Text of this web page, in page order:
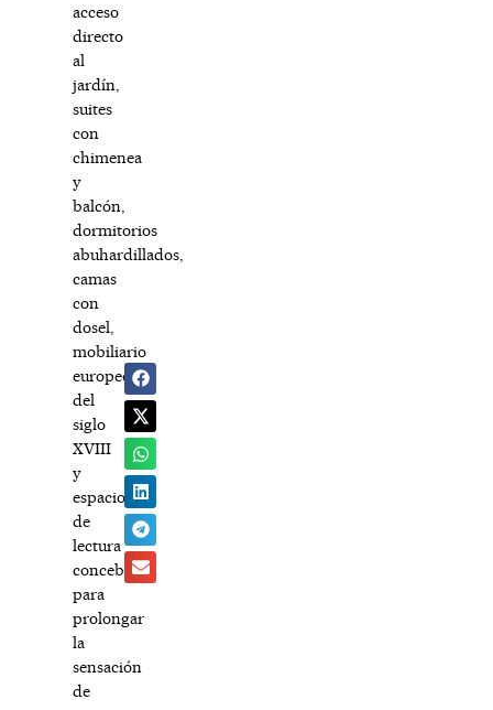
acceso
directo
al
jardín,
suites
con
chimenea
y
balcón,
dormitorios
abuhardillados,
camas
con
dosel,
mobiliario
europeo
del
siglo
XVIII
y
espacios
de
lectura
concebidos
para
prolongar
la
sensación
de